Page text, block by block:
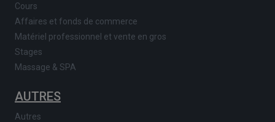
Cours
Affaires et fonds de commerce
Matériel professionnel et vente en gros
Stages
Massage & SPA
AUTRES
Autres